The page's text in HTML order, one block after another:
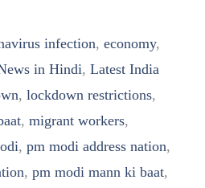
infection, economy,
in Hindi, Latest India
, lockdown restrictions,
, migrant workers,
, pm modi address nation,
, pm modi mann ki baat,